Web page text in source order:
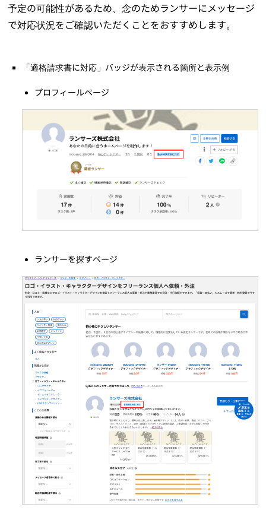
予定の可能性があるため、念のためランサーにメッセージ
で対応状況をご確認いただくことをおすすめします。
「適格請求書に対応」バッジが表示される箇所と表示例
プロフィールページ
ランサーを探すページ